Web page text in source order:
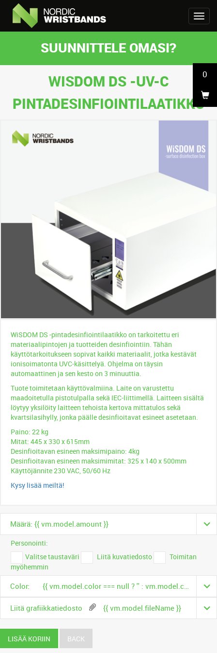
0
SUUNNITTELE OMASI?
WISDOM DS -UV-C
PINTADESINFIOINTILAATIKKO
WiSDOM DS -pintadesinfiointilaatikko on tarkoitettu eri
materiaalipintojen ja tuotteiden desinfiointiin. Tähän
käyttötarkoitukseen sopivat kaikki materiaalit, jotka kestävät
ionisoimatonta UVC-käsittelyä. Ohjelma on täysin
automaattinen ja sen kesto on 3 minuuttia.
Tuote toimitetaan käyttövalmiina. Laite on varustettu
maadoitetulla pistotulpalla sekä IEC-liittimellä. Laitteen sisältä
löytyy yksilöity laitteen tehoista kertova mittatulos sekä
kvartsilasihylly, jonka päälle desinfioitavat esineet asetetaan.
Paino: 22 kg
Mitat: 445 x 330 x 615mm
Desinfioitavan esineen maksimipaino: 4kg
Desinfioitavan esineen maksimimitat: 325 x 140 x 500mm
Käyttöjännite 230 VAC, 50/60 Hz
Kysy lisää meiltä!
Määrä: {{ vm.model.amount }}
Personointi:
Valitse taustaväri
Liitä kuvatiedosto
Toimitan
myöhemmin
Color: {{ vm.model.color === null ? '' : vm.model.color.name }}
Liitä grafiikkatiedosto {{ vm.model.fileName }}
LISÄÄ KORIIN BACK